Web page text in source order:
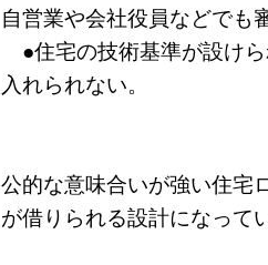
自営業や会社役員などでも
●住宅の技術基準が設け
入れられない。
公的な意味合いが強い住宅
が借りられる設計になって